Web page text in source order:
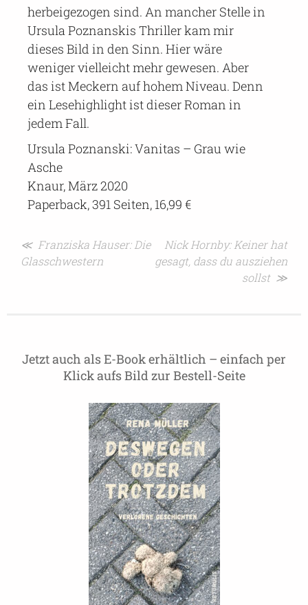
herbeigezogen sind. An mancher Stelle in
Ursula Poznanskis Thriller kam mir
dieses Bild in den Sinn. Hier wäre
weniger vielleicht mehr gewesen. Aber
das ist Meckern auf hohem Niveau. Denn
ein Lesehighlight ist dieser Roman in
jedem Fall.
Ursula Poznanski: Vanitas – Grau wie
Asche
Knaur, März 2020
Paperback, 391 Seiten, 16,99 €
Beitragsnavigation
≪ Franziska Hauser: Die
Glasschwestern
Nick Hornby: Keiner hat
gesagt, dass du ausziehen
sollst ≫
Jetzt auch als E-Book erhältlich – einfach per
Klick aufs Bild zur Bestell-Seite